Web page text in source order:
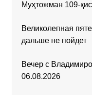
Муҳтожман 109-
Великолепная
дальше не пойдет
Вечер с
06.08.2026